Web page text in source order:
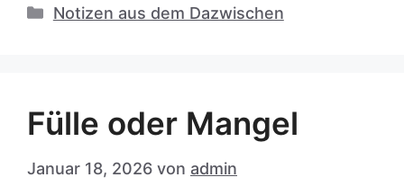
Kategorien
Notizen aus dem Dazwischen
Fülle oder Mangel
Januar 18, 2026 von admin